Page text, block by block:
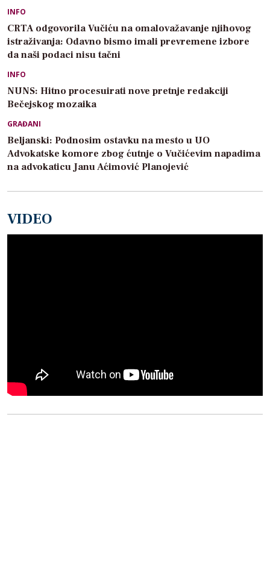
INFO
CRTA odgovorila Vučiću na omalovažavanje njihovog
istraživanja: Odavno bismo imali prevremene izbore
da naši podaci nisu tačni
INFO
NUNS: Hitno procesuirati nove pretnje redakciji
Bečejskog mozaika
GRAĐANI
Beljanski: Podnosim ostavku na mesto u UO
Advokatske komore zbog ćutnje o Vučićevim napadima
na advokaticu Janu Aćimović Planojević
VIDEO